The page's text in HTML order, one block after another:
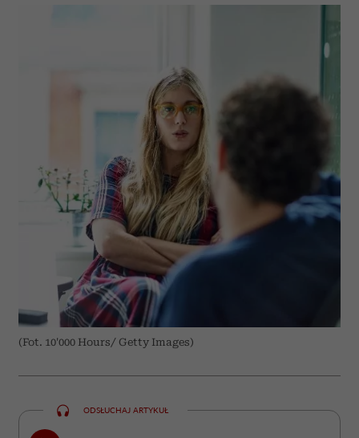
(Fot. 10'000 Hours/ Getty Images)
ODSŁUCHAJ ARTYKUŁ